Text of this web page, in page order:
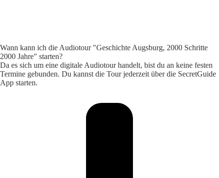
Wann kann ich die Audiotour "Geschichte Augsburg, 2000 Schritte
2000 Jahre" starten?
Da es sich um eine digitale Audiotour handelt, bist du an keine festen
Termine gebunden. Du kannst die Tour jederzeit über die SecretGuide
App starten.